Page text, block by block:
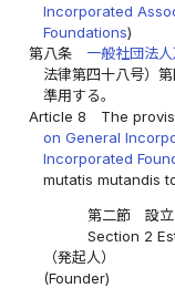
Incorporated
Foundations)
第八条
一般社団法
法律第四十八号）
準用する。
Article 8
The
on General
Incorporated
mutatis mutandis
第二節 設立
Section 2
（発起人）
(Founder)